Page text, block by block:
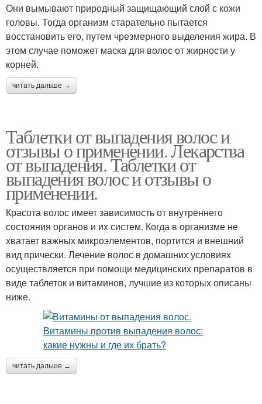
Они вымывают природный защищающий слой с кожи
головы. Тогда организм старательно пытается
восстановить его, путем чрезмерного выделения жира. В
этом случае поможет маска для волос от жирности у
корней.
читать дальше →
Таблетки от выпадения волос и
отзывы о применении. Лекарства
от выпадения. Таблетки от
выпадения волос и отзывы о
применении.
Красота волос имеет зависимость от внутреннего
состояния органов и их систем. Когда в организме не
хватает важных микроэлементов, портится и внешний
вид прически. Лечение волос в домашних условиях
осуществляется при помощи медицинских препаратов в
виде таблеток и витаминов, лучшие из которых описаны
ниже.
читать дальше →